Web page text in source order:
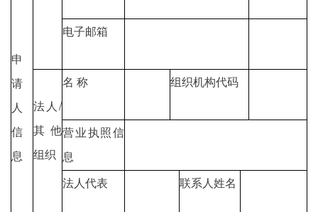
申
请
人
信
息
电子邮箱
法人/
其他
组织
名 称 组织机构代码
营业执照信
息
法人代表
联系人姓名